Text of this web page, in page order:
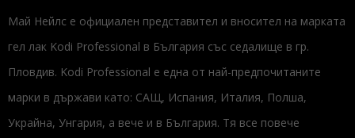
Май Нейлс е официален представител и вносител на марката
гел лак Kodi Professional в България със седалище в гр.
Пловдив. Kodi Professional е една от най-предпочитаните
марки в държави като: САЩ, Испания, Италия, Полша,
Украйна, Унгария, а вече и в България. Тя все повече